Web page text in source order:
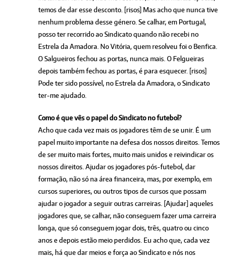
temos de dar esse desconto. [risos] Mas acho que nunca tive
nenhum problema desse género. Se calhar, em Portugal,
posso ter recorrido ao Sindicato quando não recebi no
Estrela da Amadora. No Vitória, quem resolveu foi o Benfica.
O Salgueiros fechou as portas, nunca mais. O Felgueiras
depois também fechou as portas, é para esquecer. [risos]
Pode ter sido possível, no Estrela da Amadora, o Sindicato
ter-me ajudado.
Como é que vês o papel do Sindicato no futebol?
Acho que cada vez mais os jogadores têm de se unir. É um
papel muito importante na defesa dos nossos direitos. Temos
de ser muito mais fortes, muito mais unidos e reivindicar os
nossos direitos. Ajudar os jogadores pós-futebol, dar
formação, não só na área financeira, mas, por exemplo, em
cursos superiores, ou outros tipos de cursos que possam
ajudar o jogador a seguir outras carreiras. [Ajudar] aqueles
jogadores que, se calhar, não conseguem fazer uma carreira
longa, que só conseguem jogar dois, três, quatro ou cinco
anos e depois estão meio perdidos. Eu acho que, cada vez
mais, há que dar meios e força ao Sindicato e nós nos